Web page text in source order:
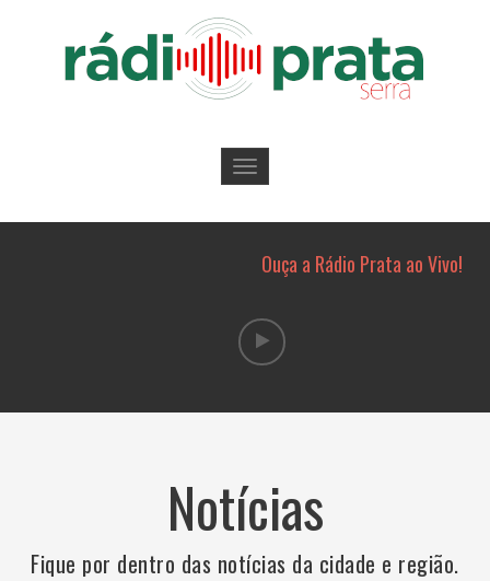
Toggle
navigation
Ouça a Rádio Prata ao Vivo!
Notícias
Fique por dentro das notícias da cidade e região.